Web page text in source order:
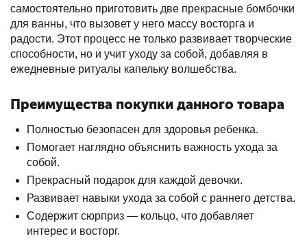
самостоятельно приготовить две прекрасные бомбочки
для ванны, что вызовет у него массу восторга и
радости. Этот процесс не только развивает творческие
способности, но и учит уходу за собой, добавляя в
ежедневные ритуалы капельку волшебства.
Преимущества покупки данного товара
Полностью безопасен для здоровья ребенка.
Помогает наглядно объяснить важность ухода за
собой.
Прекрасный подарок для каждой девочки.
Развивает навыки ухода за собой с раннего детства.
Содержит сюрприз — кольцо, что добавляет
интерес и восторг.